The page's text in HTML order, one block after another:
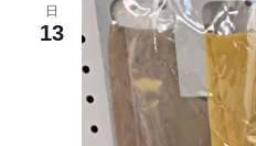
日
13